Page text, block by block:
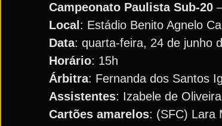
Campeonato Paulista Sub-20
Local : Estádio Benito Agnelo
Data: quarta-feira, 24 de junho
Horário: 15h
Árbitra: Fernanda dos Santos
Assistentes: Izabele de
Cartões amarelos: (SFC) Lara